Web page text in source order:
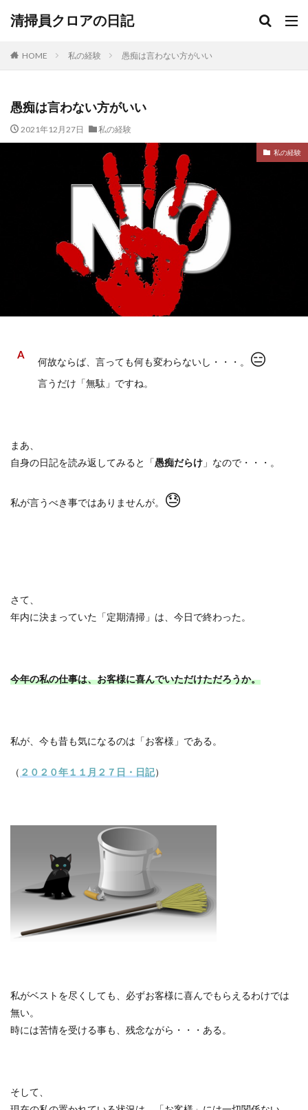
清掃員クロアの日記
HOME 私の経験 愚痴は言わない方がいい
愚痴は言わない方がいい
2021年12月27日 私の経験
私の経験
何故ならば、言っても何も変わらないし・・・。 😑
言うだけ「無駄」ですね。
まあ、
自身の日記を読み返してみると「愚痴だらけ 」なので・・・。
私が言うべき事ではありませんが。 😓
さて、
年内に決まっていた「定期清掃」は、今日で終わった。
今年の私の仕事は、お客様に喜んでいただけただろうか。
私が、今も昔も気になるのは「お客様」である。
（ ２０２０年１１月２７日・日記）
私がベストを尽くしても、必ずお客様に喜んでもらえるわけでは
無い。
時には苦情を受ける事も、残念ながら・・・ある。
そして、